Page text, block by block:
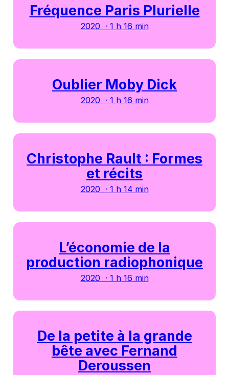
Fréquence Paris Plurielle
2020 · 1 h 16 min
Oublier Moby Dick
2020 · 1 h 16 min
Christophe Rault : Formes
et récits
2020 · 1 h 14 min
L’économie de la
production radiophonique
2020 · 1 h 16 min
De la petite à la grande
bête avec Fernand
Deroussen